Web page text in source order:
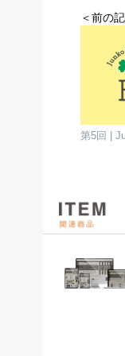
＜前の
第5回 |